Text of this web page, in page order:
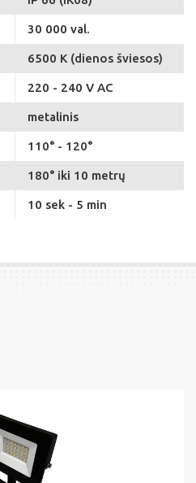
30 000 val.
6500 K (dienos šviesos)
220 - 240 V AC
metalinis
110° - 120°
180° iki 10 metrų
10 sek - 5 min